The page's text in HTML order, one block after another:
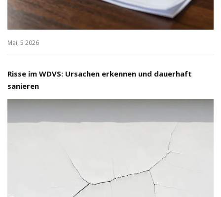
Mai, 5 2026
Risse im WDVS: Ursachen erkennen und dauerhaft
sanieren